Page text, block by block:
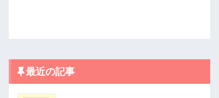
最近の記事